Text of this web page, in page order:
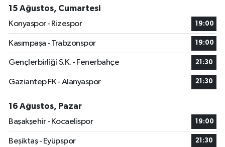
15 Ağustos, Cumartesi
Konyaspor - Rizespor
19:00
Kasımpaşa - Trabzonspor 19:00
Gençlerbirliği S.K. - Fenerbahçe 21:30
Gaziantep FK - Alanyaspor 21:30
16 Ağustos, Pazar
Başakşehir - Kocaelispor
19:00
Beşiktaş - Eyüpspor 21:30